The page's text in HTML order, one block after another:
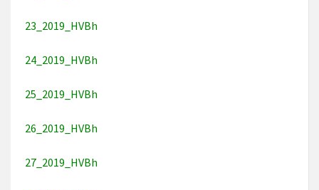
23_2019_HVBh
24_2019_HVBh
25_2019_HVBh
26_2019_HVBh
27_2019_HVBh